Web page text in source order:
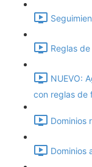
Reglas
NUEVO:
con reglas de
Dominios
Dominios